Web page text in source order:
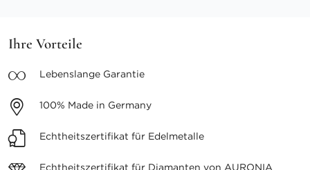
Ihre Vorteile
Lebenslange Garantie
100% Made in Germany
Echtheitszertifikat für Edelmetalle
Echtheitszertifikat für Diamanten von AURONIA